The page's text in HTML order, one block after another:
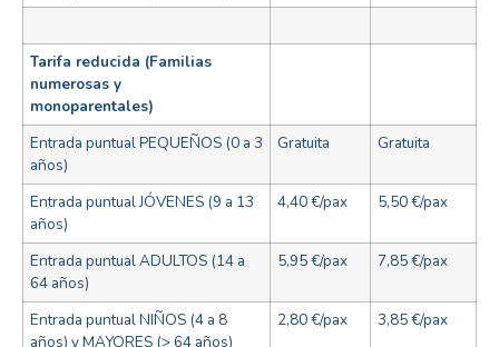
Tarifa reducida (Familias
numerosas y
monoparentales)
Entrada puntual PEQUEÑOS (0 a 3
años)
Gratuita Gratuita
Entrada puntual JÓVENES (9 a 13
años)
4,40 €/pax 5,50 €/pax
Entrada puntual ADULTOS (14 a
64 años)
5,95 €/pax 7,85 €/pax
Entrada puntual NIÑOS (4 a 8
años) y MAYORES (> 64 años)
2,80 €/pax 3,85 €/pax